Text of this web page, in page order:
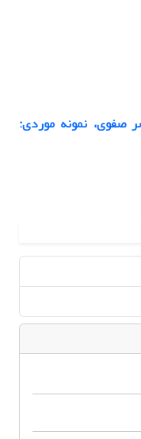
صفوی، نمونه موردی: